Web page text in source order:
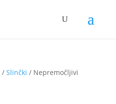
/ Slinčki / Nepremočljivi